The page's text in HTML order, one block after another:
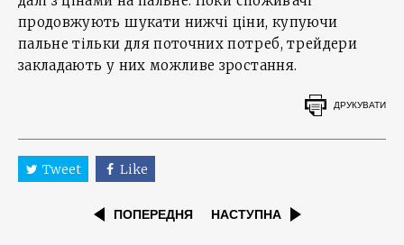
продовжують шукати нижчі ціни, купуючи
пальне тільки для поточних потреб, трейдери
закладають у них можливе зростання.
ДРУКУВАТИ
Tweet Like
ПОПЕРЕДНЯ НАСТУПНА